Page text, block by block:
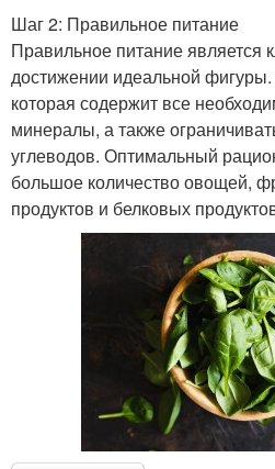
Шаг 2: Правильное питание
Правильное питание
достижении идеальной
которая содержит все
минералы, а также
углеводов. Оптимальный
большое количество овощей,
продуктов и белковых